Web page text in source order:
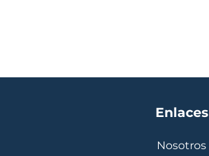
Enlaces
Nosotros